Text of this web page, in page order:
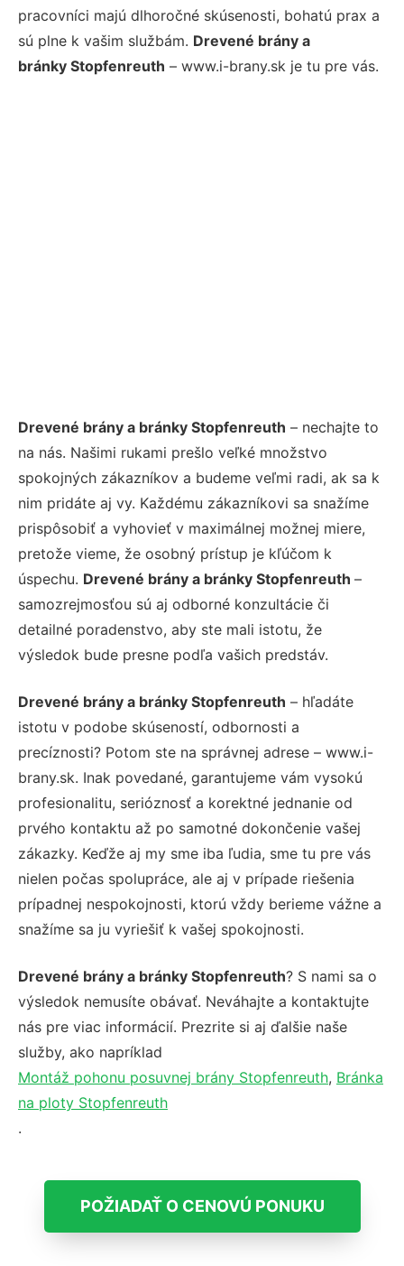
pracovníci majú dlhoročné skúsenosti, bohatú prax a
sú plne k vašim službám. Drevené brány a
bránky Stopfenreuth – www.i-brany.sk je tu pre vás.
Drevené brány a bránky Stopfenreuth – nechajte to
na nás. Našimi rukami prešlo veľké množstvo
spokojných zákazníkov a budeme veľmi radi, ak sa k
nim pridáte aj vy. Každému zákazníkovi sa snažíme
prispôsobiť a vyhovieť v maximálnej možnej miere,
pretože vieme, že osobný prístup je kľúčom k
úspechu. Drevené brány a bránky Stopfenreuth –
samozrejmosťou sú aj odborné konzultácie či
detailné poradenstvo, aby ste mali istotu, že
výsledok bude presne podľa vašich predstáv.
Drevené brány a bránky Stopfenreuth – hľadáte
istotu v podobe skúseností, odbornosti a
precíznosti? Potom ste na správnej adrese – www.i-
brany.sk. Inak povedané, garantujeme vám vysokú
profesionalitu, serióznosť a korektné jednanie od
prvého kontaktu až po samotné dokončenie vašej
zákazky. Keďže aj my sme iba ľudia, sme tu pre vás
nielen počas spolupráce, ale aj v prípade riešenia
prípadnej nespokojnosti, ktorú vždy berieme vážne a
snažíme sa ju vyriešiť k vašej spokojnosti.
Drevené brány a bránky Stopfenreuth? S nami sa o
výsledok nemusíte obávať. Neváhajte a kontaktujte
nás pre viac informácií. Prezrite si aj ďalšie naše
služby, ako napríklad
Montáž pohonu posuvnej brány Stopfenreuth, Bránka
na ploty Stopfenreuth
.
POŽIADAŤ O CENOVÚ PONUKU